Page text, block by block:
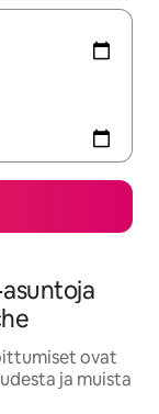
ovat
ja muista